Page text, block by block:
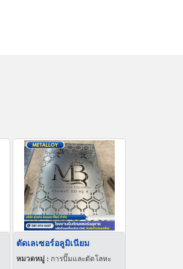
ตัดเลเซอร์อลูมิเนียม
หมวดหมู่ : การปั๊มและตัดโลหะ